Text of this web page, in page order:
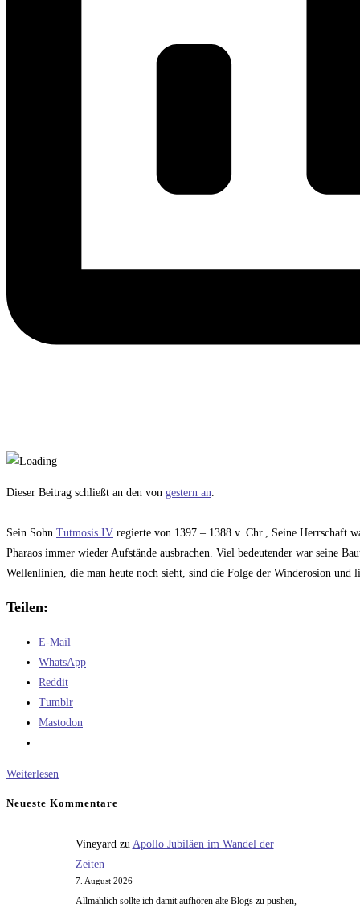
Dieser Beitrag schließt an den von gestern an.
Sein Sohn Tutmosis IV regierte von 1397 – 1388 v. Chr., Seine Herrschaft
Pharaos immer wieder Aufstände ausbrachen. Viel bedeutender war seine
Wellenlinien, die man heute noch sieht, sind die Folge der Winderosion und
Teilen:
E-Mail
WhatsApp
Reddit
Tumblr
Mastodon
Weiterlesen
Neueste Kommentare
Vineyard zu Apollo Jubiläen im Wandel der
Zeiten
7. August 2026
Allmählich sollte ich damit aufhören alte Blogs zu pushen,